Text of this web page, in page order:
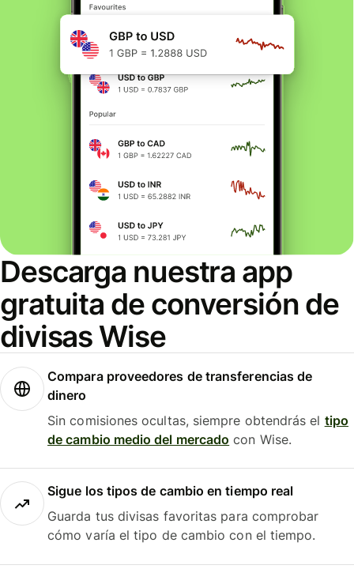
Descarga nuestra app
gratuita de conversión de
divisas Wise
Compara proveedores de transferencias de
dinero
Sin comisiones ocultas, siempre obtendrás el tipo
de cambio medio del mercado con Wise.
Sigue los tipos de cambio en tiempo real
Guarda tus divisas favoritas para comprobar
cómo varía el tipo de cambio con el tiempo.